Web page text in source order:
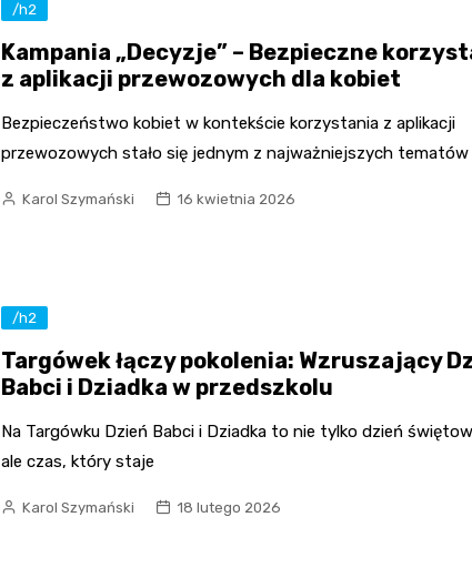
/h2
Kampania „Decyzje” – Bezpieczne
z aplikacji przewozowych dla kobiet
Bezpieczeństwo kobiet w kontekście korzystania z aplikacji
przewozowych stało się jednym z najważniejszych
Karol Szymański 16 kwietnia 2026
/h2
Targówek łączy pokolenia: Wzruszający
Babci i Dziadka w przedszkolu
Na Targówku Dzień Babci i Dziadka to nie tylko dzień
ale czas, który staje
Karol Szymański 18 lutego 2026